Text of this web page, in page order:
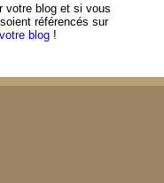
votre blog et si vous
référencés sur
blog!